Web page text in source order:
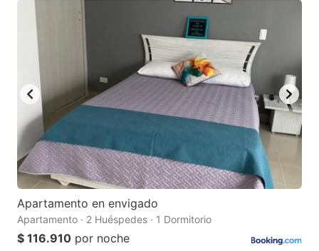
Apartamento en envigado
Apartamento · 2 Huéspedes · 1 Dormitorio
$ 116.910 por noche